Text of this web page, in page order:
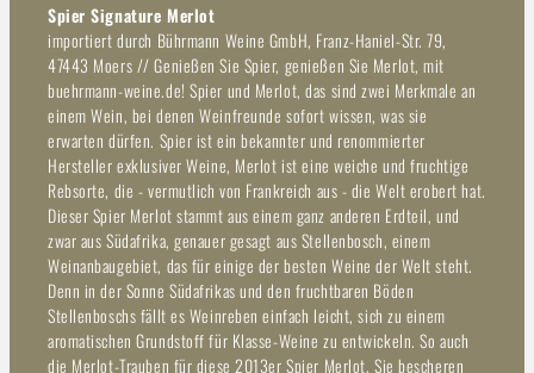
Spier Signature Merlot
importiert durch Bührmann Weine GmbH, Franz-Haniel-Str. 79,
47443 Moers // Genießen Sie Spier, genießen Sie Merlot, mit
buehrmann-weine.de! Spier und Merlot, das sind zwei Merkmale an
einem Wein, bei denen Weinfreunde sofort wissen, was sie
erwarten dürfen. Spier ist ein bekannter und renommierter
Hersteller exklusiver Weine, Merlot ist eine weiche und fruchtige
Rebsorte, die - vermutlich von Frankreich aus - die Welt erobert hat.
Dieser Spier Merlot stammt aus einem ganz anderen Erdteil, und
zwar aus Südafrika, genauer gesagt aus Stellenbosch, einem
Weinanbaugebiet, das für einige der besten Weine der Welt steht.
Denn in der Sonne Südafrikas und den fruchtbaren Böden
Stellenboschs fällt es Weinreben einfach leicht, sich zu einem
aromatischen Grundstoff für Klasse-Weine zu entwickeln. So auch
die Merlot-Trauben für diese 2013er Spier Merlot. Sie bescheren